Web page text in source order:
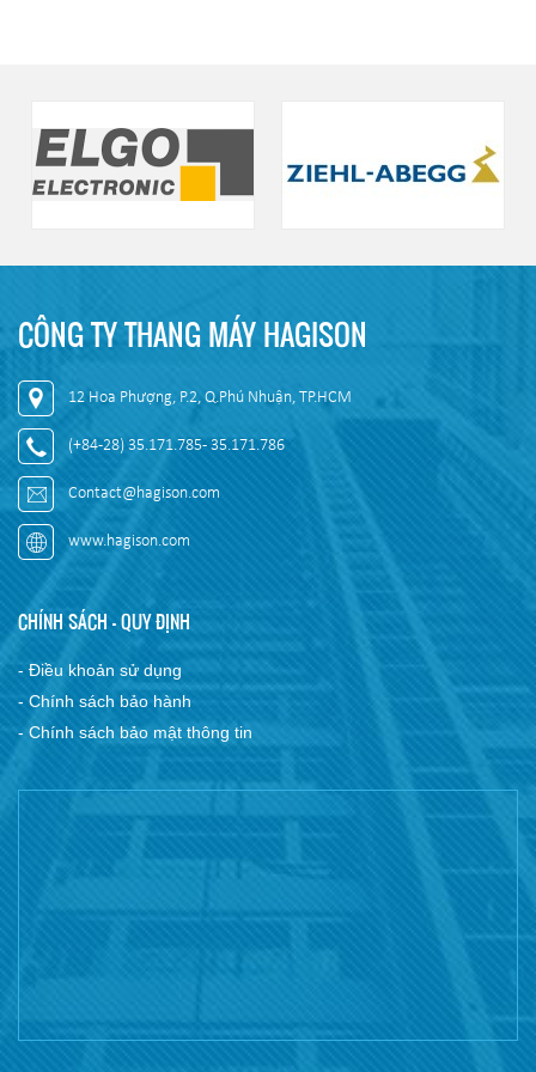
CÔNG TY THANG MÁY HAGISON
12 Hoa Phượng, P.2, Q.Phú Nhuận, TP.HCM
(+84-28) 35.171.785 - 35.171.786
Contact@hagison.com
www.hagison.com
CHÍNH SÁCH - QUY ĐỊNH
- Điều khoản sử dụng
- Chính sách bảo hành
- Chính sách bảo mật thông tin